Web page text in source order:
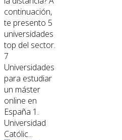
continuación,
te presento 5
universidades
top del sector.
7
Universidades
para estudiar
un máster
online en
España 1.
Universidad
Católic...